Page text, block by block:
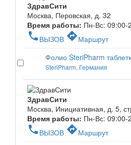
ЗдравСити
Москва, Перовская, д. 32
Время работы: Пн-Вс: 09:00-
phone ВЫЗОВ directionsМаршрут
Фолио SteriPharm
SteriPharm, Германия
ЗдравСити
Москва, Инициативная, д. 5,
Время работы: Пн-Вс: 09:00-
phone ВЫЗОВ directionsМаршрут